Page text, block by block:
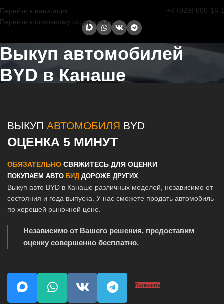
Перейти к навигации
Перейти к основному содержанию
+7 (929) 600-16-
Выкуп автомобилей
BYD в Канаше
ВЫКУП АВТОМОБИЛЯ BYD
ОЦЕНКА 5 МИНУТ
ОБЯЗАТЕЛЬНО СВЯЖИТЕСЬ ДЛЯ ОЦЕНКИ
ПОКУПАЕМ АВТО БИД ДОРОЖЕ ДРУГИХ
Выкуп авто BYD в Канаше различных моделей, независимо от
состояния и года выпуска. У нас сможете продать автомобиль
по хорошей рыночной цене.
Независимо от Вашего решения, предоставим
оценку совершенно бесплатно.
Позвонить